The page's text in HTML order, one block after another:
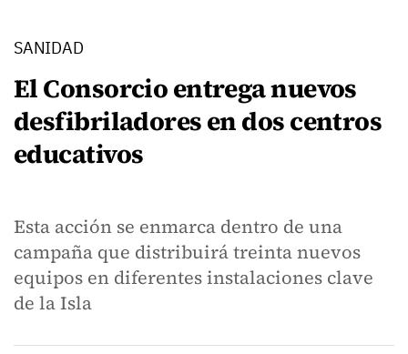
SANIDAD
El Consorcio entrega nuevos
desfibriladores en dos centros
educativos
Esta acción se enmarca dentro de una
campaña que distribuirá treinta nuevos
equipos en diferentes instalaciones clave
de la Isla